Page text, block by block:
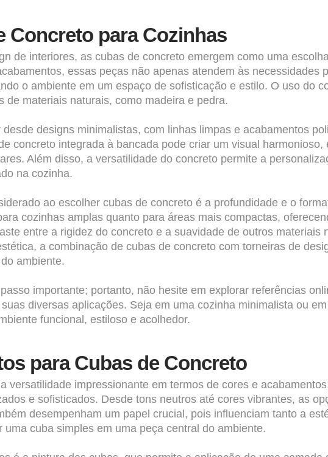
Concreto para Cozinhas
de interiores, as cubas de concreto emergem como uma
essas peças não apenas atendem às necessidades
o ambiente em um espaço de sofisticação e estilo. O uso do
de materiais naturais, como madeira e pedra.
designs minimalistas, com linhas limpas e acabamentos
concreto integrada à bancada pode criar um visual
Além disso, a versatilidade do concreto permite a
na cozinha.
ao escolher cubas de concreto é a profundidade e o
cozinhas amplas quanto para áreas mais compactas,
entre a rigidez do concreto e a suavidade de outros
a combinação de cubas de concreto com torneiras de
ambiente.
importante; portanto, não hesite em explorar referências
diversas aplicações. Seja em uma cozinha minimalista ou
funcional, estiloso e acolhedor.
para Cubas de Concreto
versatilidade impressionante em termos de cores e
e sofisticados. Desde tons neutros até cores vibrantes, as
desempenham um papel crucial, pois influenciam tanto a
cuba simples em uma peça central do ambiente.